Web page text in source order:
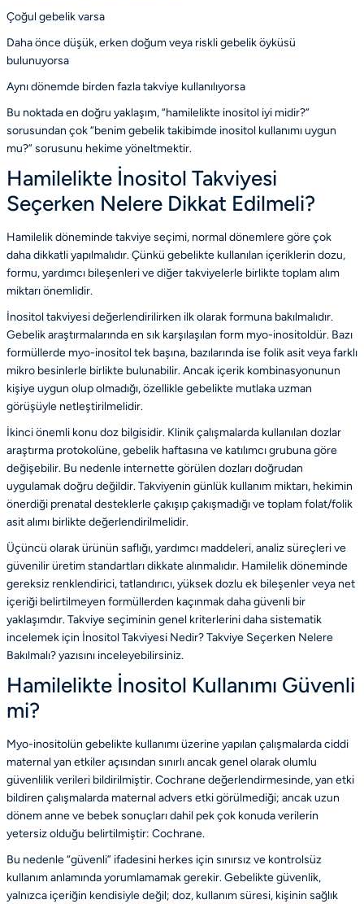
Çoğul gebelik varsa
Daha önce düşük, erken doğum veya riskli gebelik öyküsü
bulunuyorsa
Aynı dönemde birden fazla takviye kullanılıyorsa
Bu noktada en doğru yaklaşım, “hamilelikte inositol iyi midir?”
sorusundan çok “benim gebelik takibimde inositol kullanımı uygun
mu?” sorusunu hekime yöneltmektir.
Hamilelikte İnositol Takviyesi
Seçerken Nelere Dikkat Edilmeli?
Hamilelik döneminde takviye seçimi, normal dönemlere göre çok
daha dikkatli yapılmalıdır. Çünkü gebelikte kullanılan içeriklerin dozu,
formu, yardımcı bileşenleri ve diğer takviyelerle birlikte toplam alım
miktarı önemlidir.
İnositol takviyesi değerlendirilirken ilk olarak formuna bakılmalıdır.
Gebelik araştırmalarında en sık karşılaşılan form myo-inositoldür. Bazı
formüllerde myo-inositol tek başına, bazılarında ise folik asit veya farklı
mikro besinlerle birlikte bulunabilir. Ancak içerik kombinasyonunun
kişiye uygun olup olmadığı, özellikle gebelikte mutlaka uzman
görüşüyle netleştirilmelidir.
İkinci önemli konu doz bilgisidir. Klinik çalışmalarda kullanılan dozlar
araştırma protokolüne, gebelik haftasına ve katılımcı grubuna göre
değişebilir. Bu nedenle internette görülen dozları doğrudan
uygulamak doğru değildir. Takviyenin günlük kullanım miktarı, hekimin
önerdiği prenatal desteklerle çakışıp çakışmadığı ve toplam folat/folik
asit alımı birlikte değerlendirilmelidir.
Üçüncü olarak ürünün saflığı, yardımcı maddeleri, analiz süreçleri ve
güvenilir üretim standartları dikkate alınmalıdır. Hamilelik döneminde
gereksiz renklendirici, tatlandırıcı, yüksek dozlu ek bileşenler veya net
içeriği belirtilmeyen formüllerden kaçınmak daha güvenli bir
yaklaşımdır. Takviye seçiminin genel kriterlerini daha sistematik
incelemek için İnositol Takviyesi Nedir? Takviye Seçerken Nelere
Bakılmalı?yazısını inceleyebilirsiniz.
Hamilelikte İnositol Kullanımı Güvenli
mi?
Myo-inositolün gebelikte kullanımı üzerine yapılan çalışmalarda ciddi
maternal yan etkiler açısından sınırlı ancak genel olarak olumlu
güvenlilik verileri bildirilmiştir. Cochrane değerlendirmesinde, yan etki
bildiren çalışmalarda maternal advers etki görülmediği; ancak uzun
dönem anne ve bebek sonuçları dahil pek çok konuda verilerin
yetersiz olduğu belirtilmiştir: Cochrane.
Bu nedenle “güvenli” ifadesini herkes için sınırsız ve kontrolsüz
kullanım anlamında yorumlamamak gerekir. Gebelikte güvenlik,
yalnızca içeriğin kendisiyle değil; doz, kullanım süresi, kişinin sağlık